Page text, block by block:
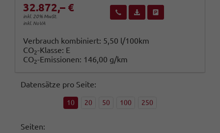
32.872,– €
inkl. 20% MwSt.
inkl. NoVA
Wir rufen Sie anFahrzeugexposé (PDF)
Verbrauch kombiniert: 5,50 l/100km
CO2-Klasse: E
CO2-Emissionen: 146,00 g/km
Datensätze pro Seite:
10 20 50 100 250
Seiten: